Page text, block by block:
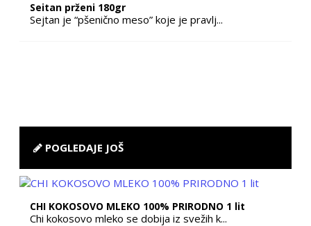
Seitan prženi 180gr
Sejtan je “pšenično meso” koje je pravlj...
POGLEDAJE JOŠ
CHI KOKOSOVO MLEKO 100% PRIRODNO 1 lit
Chi kokosovo mleko se dobija iz svežih k...